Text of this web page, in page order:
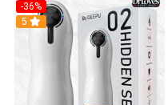
-36%
Hot
5